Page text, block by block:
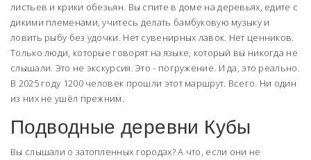
листьев и крики обезьян. Вы спите в доме на деревьях, едите с
дикими племенами, учитесь делать бамбуковую музыку и
ловить рыбу без удочки. Нет сувенирных лавок. Нет ценников.
Только люди, которые говорят на языке, который вы никогда не
слышали. Это не экскурсия. Это - погружение. И да, это реально.
В 2025 году 1200 человек прошли этот маршрут. Всего. Ни один
из них не ушёл прежним.
Подводные деревни Кубы
Вы слышали о затопленных городах? А что, если они не